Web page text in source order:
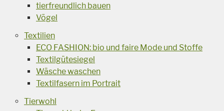
tierfreundlich bauen
Vögel
Textilien
ECO FASHION: bio und faire Mode und Stoffe
Textilgütesiegel
Wäsche waschen
Textilfasern im Portrait
Tierwohl